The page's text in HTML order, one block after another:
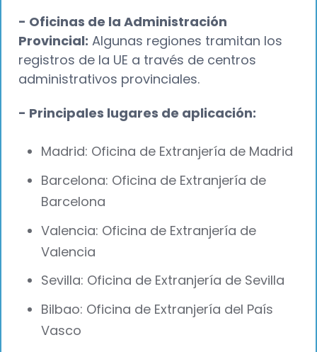
- Oficinas de la Administración
Provincial: Algunas regiones tramitan los
registros de la UE a través de centros
administrativos provinciales.
- Principales lugares de aplicación:
Madrid: Oficina de Extranjería de Madrid
Barcelona: Oficina de Extranjería de
Barcelona
Valencia: Oficina de Extranjería de
Valencia
Sevilla: Oficina de Extranjería de Sevilla
Bilbao: Oficina de Extranjería del País
Vasco